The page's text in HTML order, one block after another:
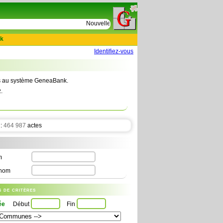
Nouvelles tables : 664 actes de D Le Cercueil
Identifiez-vous
au système GeneaBank.
464 987 actes
de critères
Début Fin